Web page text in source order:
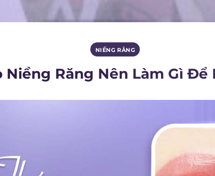
NIỀNG RĂNG
Niềng Răng Nên Làm Gì